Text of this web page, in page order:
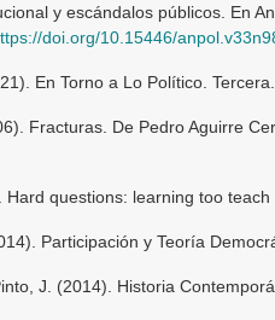
y escándalos públicos. En
doi.org/10.15446/
En Torno a Lo Político.
Fracturas. De Pedro Aguirre
Hard questions: learning too
Participación y Teoría
J. (2014). Historia